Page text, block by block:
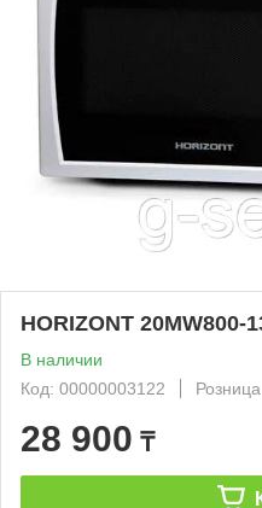
HORIZONT 20MW800-
В наличии
Код: 00000003122
Розница
28 900 ₸